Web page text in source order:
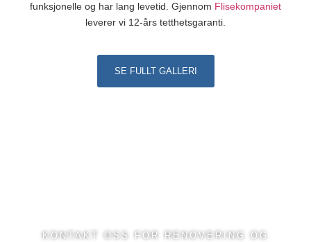
funksjonelle og har lang levetid. Gjennom Flisekompaniet
leverer vi 12-års tetthetsgaranti.
SE FULLT GALLERI
KONTAKT OSS FOR RENOVERING OG